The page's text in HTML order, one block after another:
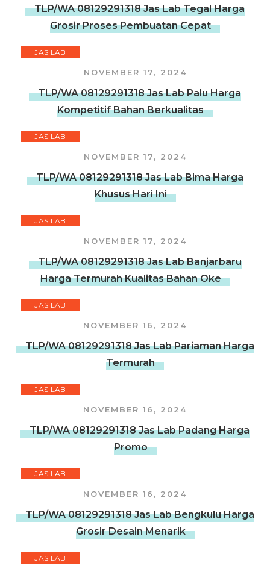
TLP/WA 08129291318 Jas Lab Tegal Harga
Grosir Proses Pembuatan Cepat
JAS LAB
NOVEMBER 17, 2024
TLP/WA 08129291318 Jas Lab Palu Harga
Kompetitif Bahan Berkualitas
JAS LAB
NOVEMBER 17, 2024
TLP/WA 08129291318 Jas Lab Bima Harga
Khusus Hari Ini
JAS LAB
NOVEMBER 17, 2024
TLP/WA 08129291318 Jas Lab Banjarbaru
Harga Termurah Kualitas Bahan Oke
JAS LAB
NOVEMBER 16, 2024
TLP/WA 08129291318 Jas Lab Pariaman Harga
Termurah
JAS LAB
NOVEMBER 16, 2024
TLP/WA 08129291318 Jas Lab Padang Harga
Promo
JAS LAB
NOVEMBER 16, 2024
TLP/WA 08129291318 Jas Lab Bengkulu Harga
Grosir Desain Menarik
JAS LAB